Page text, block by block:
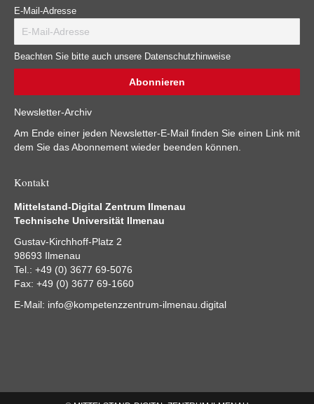
E-Mail-Adresse
Beachten Sie bitte auch unsere Datenschutzhinweise
Newsletter-Archiv
Am Ende einer jeden Newsletter-E-Mail finden Sie einen Link mit
dem Sie das Abonnement wieder beenden können.
Kontakt
Mittelstand-Digital Zentrum Ilmenau
Technische Universität Ilmenau
Gustav-Kirchhoff-Platz 2
98693 Ilmenau
Tel.: +49 (0) 3677 69-5076
Fax: +49 (0) 3677 69-1660
E-Mail: info@kompetenzzentrum-ilmenau.digital